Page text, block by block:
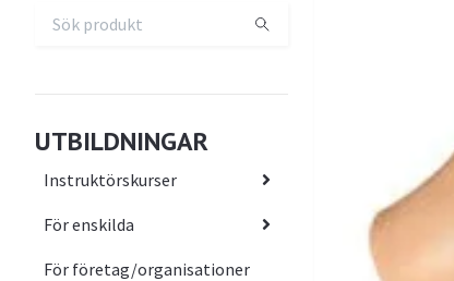
UTBILDNINGAR
Instruktörskurser
För enskilda
För företag/organisationer